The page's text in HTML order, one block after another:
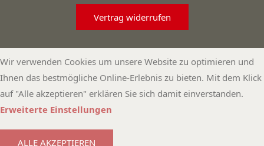
Vertrag widerrufen
Wir verwenden Cookies um unsere Website zu optimieren und
Ihnen das bestmögliche Online-Erlebnis zu bieten. Mit dem Klick
auf "Alle akzeptieren" erklären Sie sich damit einverstanden.
Erweiterte Einstellungen
ALLE AKZEPTIEREN